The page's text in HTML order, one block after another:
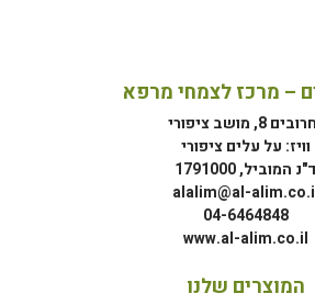
– מרכז לצמחי מרפא
8, מושב ציפורי
וויז: על עלים ציפורי
ד"נ המוביל, 1791000
alalim@al-
04-6464848
www.al-alim.co.il
המוצרים שלנו